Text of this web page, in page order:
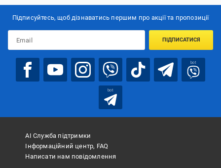
Підписуйтесь, щоб дізнаватись першим про акції та пропозиції
ПІДПИСАТИСЯ
bot
bot
АІ Служба підтримки
Інформаційний центр, FAQ
Написати нам повідомлення